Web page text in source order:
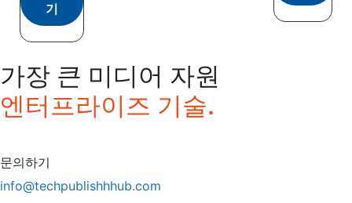
기
가장 큰 미디어 자원
엔터프라이즈 기술.
문의하기
info@techpublishhhub.com